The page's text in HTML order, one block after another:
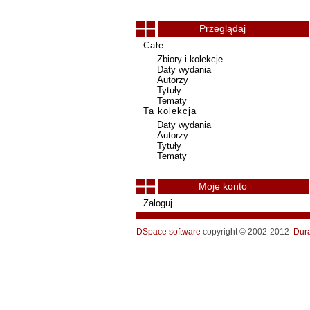
Przeglądaj
Całe
Zbiory i kolekcje
Daty wydania
Autorzy
Tytuły
Tematy
Ta kolekcja
Daty wydania
Autorzy
Tytuły
Tematy
Moje konto
Zaloguj
DSpace software copyright © 2002-2012